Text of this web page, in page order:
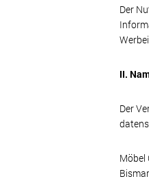
Der
II.
Der
Möbel